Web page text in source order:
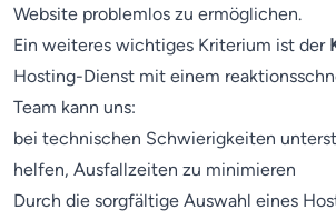
Website problemlos zu ermöglichen.
Ein weiteres wichtiges Kriterium ist der
Hosting-Dienst mit einem
Team kann uns:
bei technischen Schwierigkeiten
helfen, Ausfallzeiten zu minimieren
Durch die sorgfältige Auswahl eines